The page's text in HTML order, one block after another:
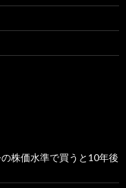
株価水準で買うと10年後